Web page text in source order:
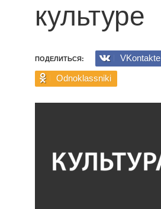
культуре
ПОДЕЛИТЬСЯ:
VKontakte
Odnoklassniki